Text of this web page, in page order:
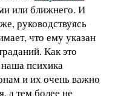
или ближнего. И
руководствуясь
что ему указан
Как это
психика
и их очень важно
а тем более не